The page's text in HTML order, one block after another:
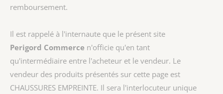
remboursement.
Il est rappelé à l'internaute que le présent site
Perigord Commerce n'officie qu'en tant
qu'intermédiaire entre l'acheteur et le vendeur. Le
vendeur des produits présentés sur cette page est
CHAUSSURES EMPREINTE. Il sera l'interlocuteur unique